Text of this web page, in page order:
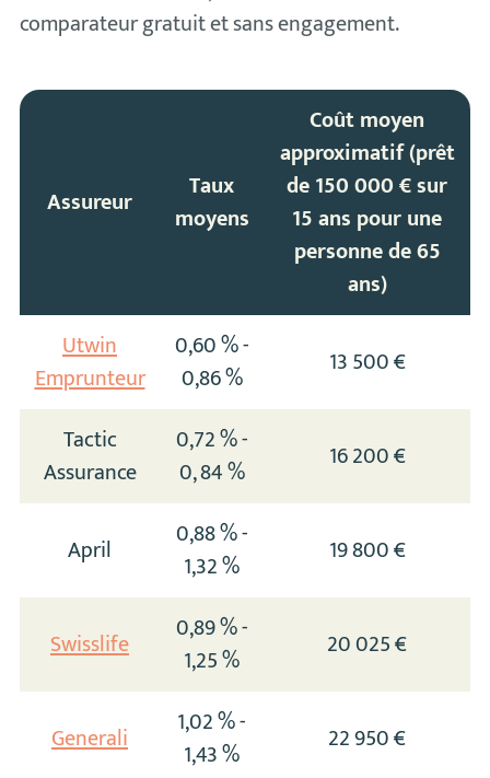
comparateur gratuit et sans engagement.
Assureur
Taux
moyens
Coût moyen
approximatif (prêt
de 150 000 € sur
15 ans pour une
personne de 65
ans)
Utwin
Emprunteur
0,60 % -
0,86 %
13 500 €
Tactic
Assurance
0,72 % -
0, 84 %
16 200 €
April
0,88 % -
1,32 %
19 800 €
Swisslife
0,89 % -
1,25 %
20 025 €
Generali
1,02 % -
1,43 %
22 950 €